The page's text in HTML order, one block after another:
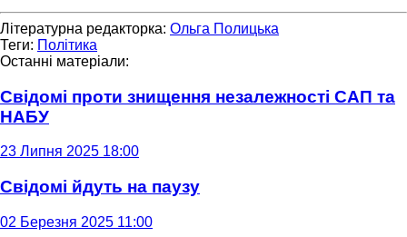
Літературна редакторка: Ольга Полицька
Теги: Політика
Останні матеріали:
Свідомі проти знищення незалежності САП та
НАБУ
23 Липня 2025 18:00
Свідомі йдуть на паузу
02 Березня 2025 11:00